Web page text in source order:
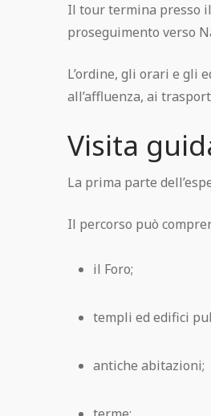
Il tour termina presso
proseguimento verso
L’ordine, gli orari e gli
all’affluenza, ai
Visita
La prima parte
Il percorso può
il Foro;
templi ed edifici
antiche abitazioni;